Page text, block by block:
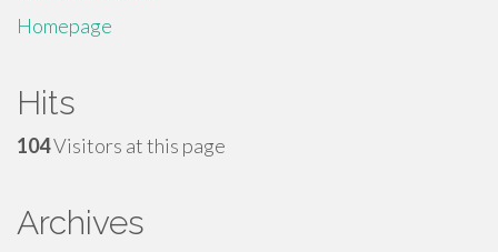
Homepage
Hits
104Visitors at this page
Archives